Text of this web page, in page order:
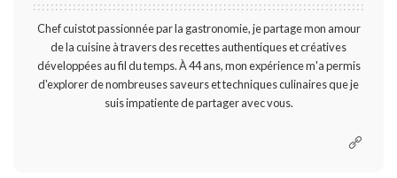
Chef cuistot passionnée par la gastronomie, je partage mon amour
de la cuisine à travers des recettes authentiques et créatives
développées au fil du temps. À 44 ans, mon expérience m'a permis
d'explorer de nombreuses saveurs et techniques culinaires que je
suis impatiente de partager avec vous.